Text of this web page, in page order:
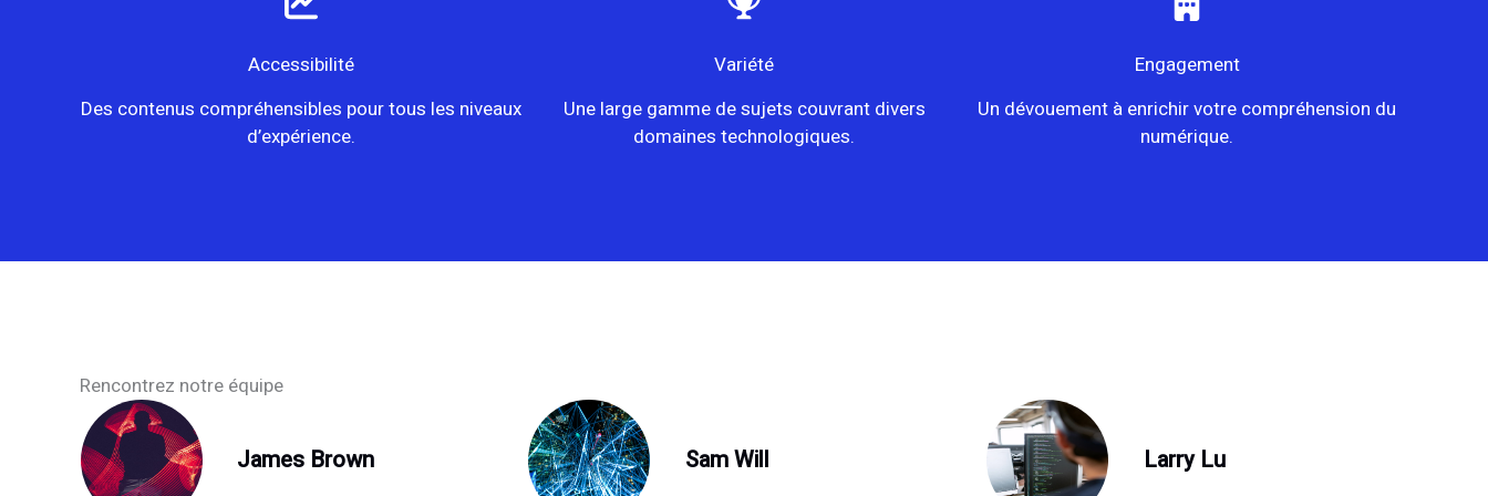
Accessibilité
Des contenus compréhensibles pour tous les niveaux
d’expérience.
Variété
Une large gamme de sujets couvrant divers
domaines technologiques.
Engagement
Un dévouement à enrichir votre compréhension du
numérique.
Rencontrez notre équipe
James Brown Sam Will Larry Lu